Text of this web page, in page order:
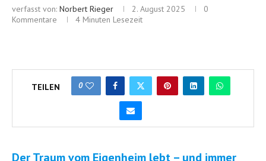
verfasst von: Norbert Rieger 2. August 2025
0
Kommentare
4 Minuten Lesezeit
TEILEN 0
Der Traum vom Eigenheim lebt – und immer